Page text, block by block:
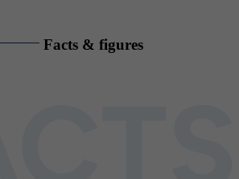
Facts & figures